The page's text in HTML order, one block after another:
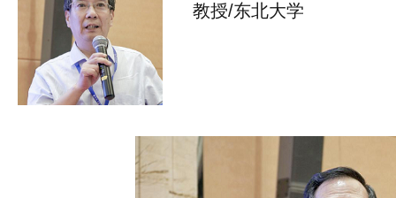
教授/东北大学